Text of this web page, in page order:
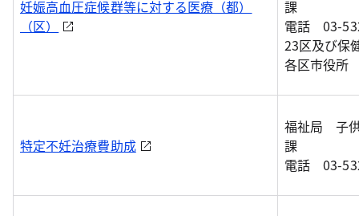
妊娠高血圧症候群等に対する医療（都）
（区）
課
電話 03-
23区及び保
各区市役所
特定不妊治療費助成
福祉局 子
課
電話 03-